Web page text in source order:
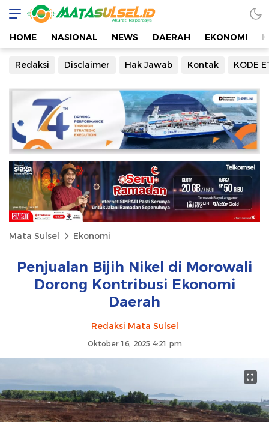
HOME NASIONAL NEWS DAERAH EKONOMI
Redaksi Disclaimer Hak Jawab Kontak KODE
Mata Sulsel Ekonomi
Penjualan Bijih Nikel di Morowali
Dorong Kontribusi Ekonomi
Daerah
Redaksi Mata Sulsel
Oktober 16, 2025 4:21 pm